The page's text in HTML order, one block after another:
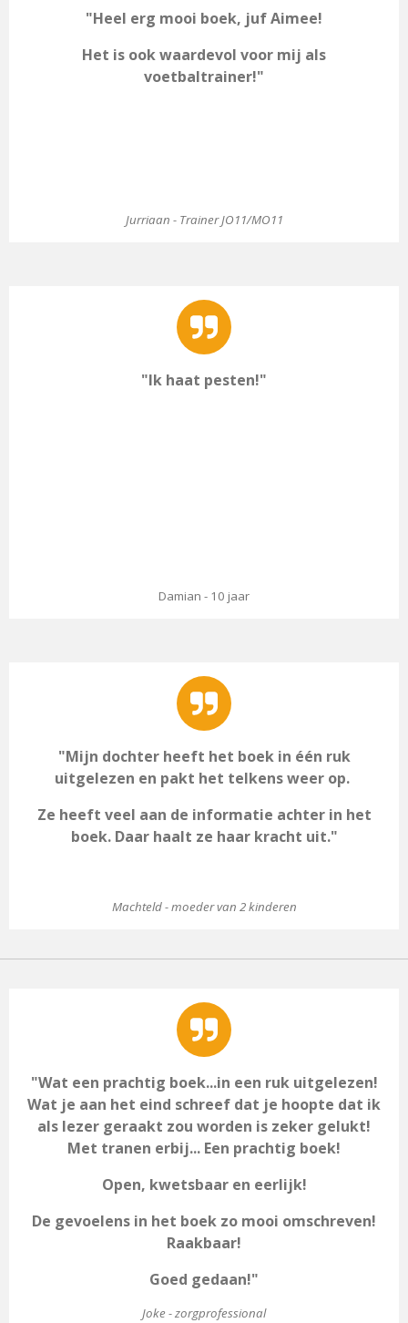
"Heel erg mooi boek, juf Aimee!
Het is ook waardevol voor mij als
voetbaltrainer!"
Jurriaan - Trainer JO11/MO11
"Ik haat pesten!"
Damian - 10 jaar
"Mijn dochter heeft het boek in één ruk
uitgelezen en pakt het telkens weer op.
Ze heeft veel aan de informatie achter in het
boek. Daar haalt ze haar kracht uit."
Machteld - moeder van 2 kinderen
"Wat een prachtig boek...in een ruk uitgelezen!
Wat je aan het eind schreef dat je hoopte dat ik
als lezer geraakt zou worden is zeker gelukt!
Met tranen erbij... Een prachtig boek!
Open, kwetsbaar en eerlijk!
De gevoelens in het boek zo mooi omschreven!
Raakbaar!
Goed gedaan!"
Joke - zorgprofessional